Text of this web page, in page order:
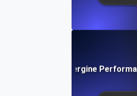
Aubergine